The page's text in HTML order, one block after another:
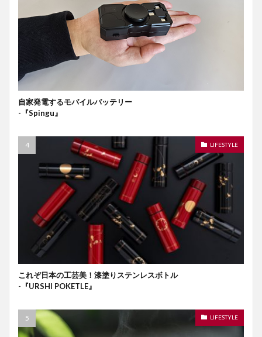
自家発電するモバイルバッテリー
-『Spingu』
LIFESTYLE
これぞ日本の工芸美！漆塗りステンレスボトル
-『URSHI POKETLE』
LIFESTYLE